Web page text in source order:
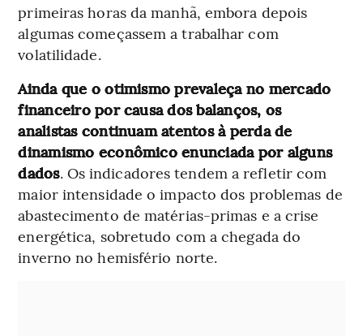
primeiras horas da manhã, embora depois
algumas começassem a trabalhar com
volatilidade.
Ainda que o otimismo prevaleça no mercado
financeiro por causa dos balanços, os
analistas continuam atentos à perda de
dinamismo econômico enunciada por alguns
dados. Os indicadores tendem a refletir com
maior intensidade o impacto dos problemas de
abastecimento de matérias-primas e a crise
energética, sobretudo com a chegada do
inverno no hemisfério norte.